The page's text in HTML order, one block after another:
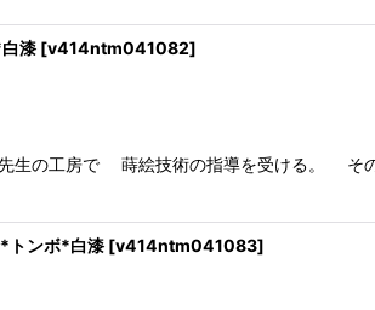
漆 [v414ntm041082]
工房で 蒔絵技術の指導を受ける。 その
ボ*白漆 [v414ntm041083]